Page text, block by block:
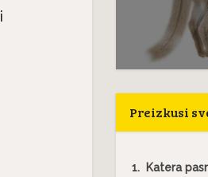
Preizkusi
1.
Katera